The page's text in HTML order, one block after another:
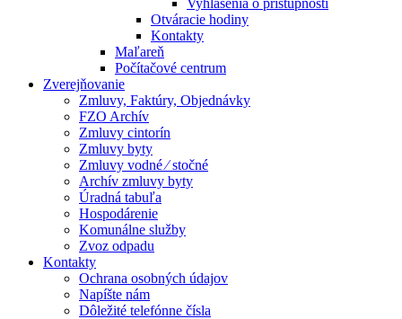
Vyhlásenia o prístupnosti
Otváracie hodiny
Kontakty
Maľareň
Počítačové centrum
Zverejňovanie
Zmluvy, Faktúry, Objednávky
FZO Archív
Zmluvy cintorín
Zmluvy byty
Zmluvy vodné ⁄ stočné
Archív zmluvy byty
Úradná tabuľa
Hospodárenie
Komunálne služby
Zvoz odpadu
Kontakty
Ochrana osobných údajov
Napíšte nám
Dôležité telefónne čísla